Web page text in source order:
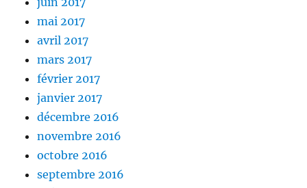
mai 2017
avril 2017
mars 2017
février 2017
janvier 2017
décembre 2016
novembre 2016
octobre 2016
septembre 2016